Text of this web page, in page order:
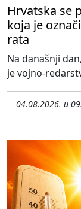
Hrvatska se
koja je
rata
Na današnji
je vojno-
04.08.2026. u